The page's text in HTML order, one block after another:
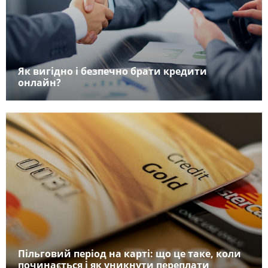
Як вигідно і безпечно брати кредити
онлайн?
Пільговий період на карті: що це таке, коли
починається і як уникнути переплати